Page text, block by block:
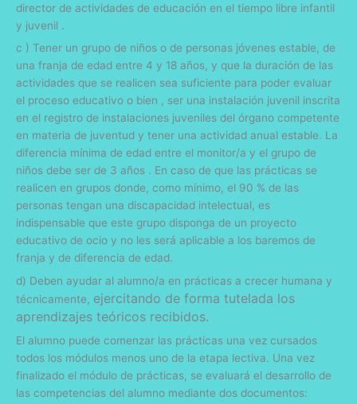
director de actividades de educación en el tiempo libre infantil
y juvenil .
c ) Tener un grupo de niños o de personas jóvenes estable, de
una franja de edad entre 4 y 18 años, y que la duración de las
actividades que se realicen sea suficiente para poder evaluar
el proceso educativo o bien , ser una instalación juvenil inscrita
en el registro de instalaciones juveniles del órgano competente
en materia de juventud y tener una actividad anual estable. La
diferencia mínima de edad entre el monitor/a y el grupo de
niños debe ser de 3 años . En caso de que las prácticas se
realicen en grupos donde, como mínimo, el 90 % de las
personas tengan una discapacidad intelectual, es
indispensable que este grupo disponga de un proyecto
educativo de ocio y no les será aplicable a los baremos de
franja y de diferencia de edad.
d) Deben ayudar al alumno/a en prácticas a crecer humana y
técnicamente, ejercitando de forma tutelada los
aprendizajes teóricos recibidos.
El alumno puede comenzar las prácticas una vez cursados ​​
todos los módulos menos uno de la etapa lectiva. Una vez
finalizado el módulo de prácticas, se evaluará el desarrollo de
las competencias del alumno mediante dos documentos: